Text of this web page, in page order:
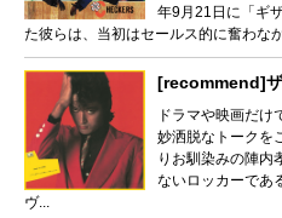
年9月21日に「ギ
た彼らは、当初はセールス的に奮わなか
[recommend]ザ
ドラマや映画だけ
妙洒脱なトークを
りお馴染みの陣内
ないロッカーであ
ヴ...